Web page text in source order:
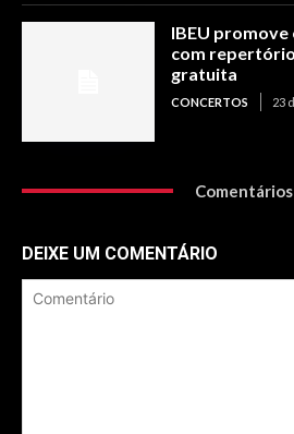
IBEU
com
gratuita
CONCERTOS 23
Comentários
DEIXE UM COMENTÁRIO